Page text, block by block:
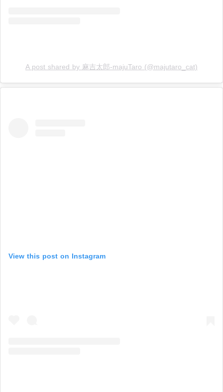
A post shared by 麻吉太郎-majuTaro (@majutaro_cat)
View this post on Instagram